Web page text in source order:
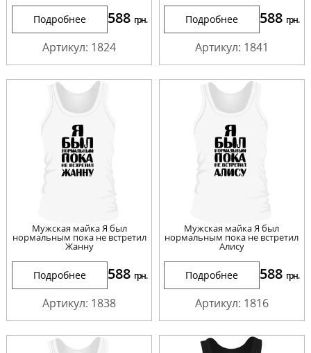
Подробнее 588 грн.
Артикул: 1824
Подробнее 588 грн.
Артикул: 1841
Мужская майка Я был
нормальным пока не встретил
Жанну
Подробнее 588 грн.
Артикул: 1838
Мужская майка Я был
нормальным пока не встретил
Алису
Подробнее 588 грн.
Артикул: 1816